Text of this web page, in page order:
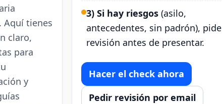
Aquí tienes
claro,
para
y
3) Si hay riesgos (asilo,
antecedentes, sin padrón), pide
revisión antes de presentar.
Hacer el check ahora
Pedir revisión por email